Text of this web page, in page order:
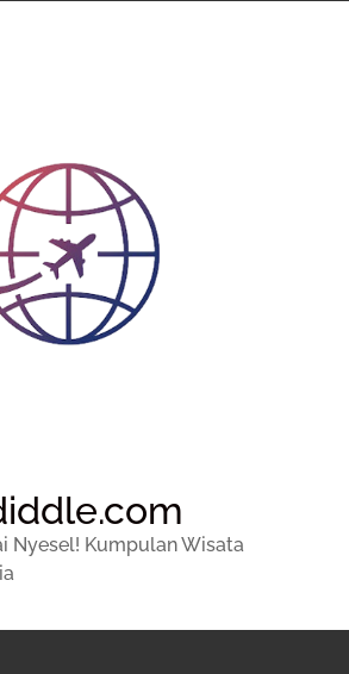
Nyesel! Kumpulan Wisata